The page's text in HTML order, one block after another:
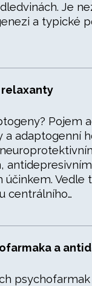
Je
a typické
Pojem
a adaptogenní
antidepresivním
účinkem. Vedle
centrálního…
a